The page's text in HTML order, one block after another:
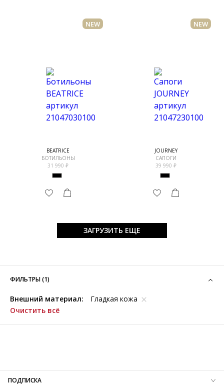
NEW
BEATRICE
БОТИЛЬОНЫ
31 990
NEW
JOURNEY
САПОГИ
39 990
ЗАГРУЗИТЬ ЕЩЕ
ФИЛЬТРЫ (1)
Внешний материал:
Гладкая кожа
Очистить всё
ПОДПИСКА